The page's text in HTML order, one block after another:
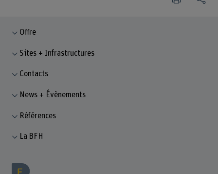
Offre
Sites + Infrastructures
Contacts
News + Évènements
Références
La BFH